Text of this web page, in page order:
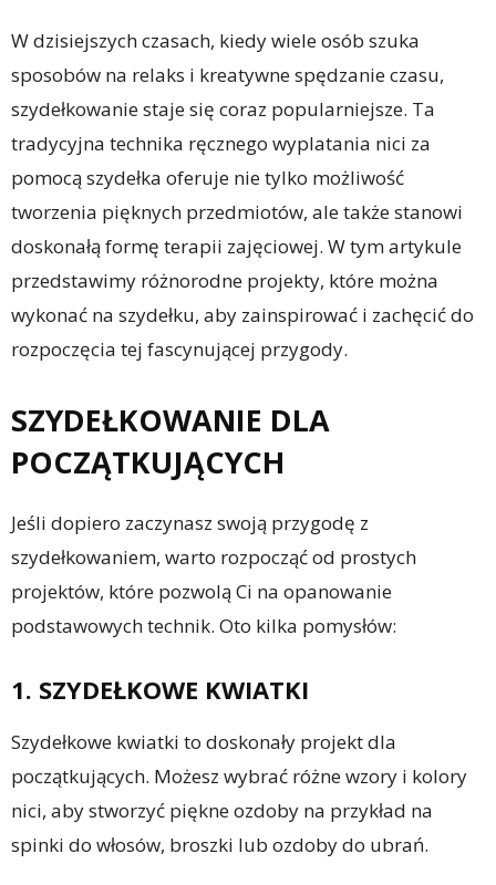
W dzisiejszych czasach, kiedy wiele osób szuka
sposobów na relaks i kreatywne spędzanie czasu,
szydełkowanie staje się coraz popularniejsze. Ta
tradycyjna technika ręcznego wyplatania nici za
pomocą szydełka oferuje nie tylko możliwość
tworzenia pięknych przedmiotów, ale także stanowi
doskonałą formę terapii zajęciowej. W tym artykule
przedstawimy różnorodne projekty, które można
wykonać na szydełku, aby zainspirować i zachęcić do
rozpoczęcia tej fascynującej przygody.
SZYDEŁKOWANIE DLA
POCZĄTKUJĄCYCH
Jeśli dopiero zaczynasz swoją przygodę z
szydełkowaniem, warto rozpocząć od prostych
projektów, które pozwolą Ci na opanowanie
podstawowych technik. Oto kilka pomysłów:
1. SZYDEŁKOWE KWIATKI
Szydełkowe kwiatki to doskonały projekt dla
początkujących. Możesz wybrać różne wzory i kolory
nici, aby stworzyć piękne ozdoby na przykład na
spinki do włosów, broszki lub ozdoby do ubrań.